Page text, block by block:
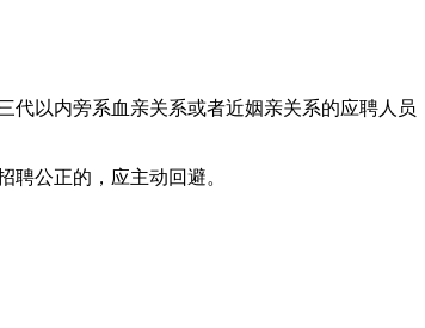
以内旁系血亲关系或者近姻亲关系的应聘人员
公正的，应主动回避。